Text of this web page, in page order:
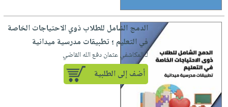
الدمج الشامل للطلاب ذوي الاحتياجات الخاصة
في التعليم ؛ تطبيقات مدرسية ميدانية
لـ المكاشفي عثمان دفع الله القاضي
أضف إلى الطلبية